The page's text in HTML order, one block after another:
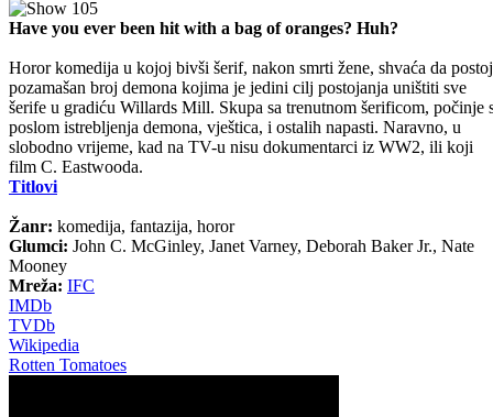
Have you ever been hit with a bag of oranges? Huh?
Horor komedija u kojoj bivši šerif, nakon smrti žene, shvaća da
pozamašan broj demona kojima je jedini cilj postojanja uništiti sve
šerife u gradiću Willards Mill. Skupa sa trenutnom šerificom, počinje
poslom istrebljenja demona, vještica, i ostalih napasti. Naravno, u
slobodno vrijeme, kad na TV-u nisu dokumentarci iz WW2, ili koji
film C. Eastwooda.
Titlovi
Žanr: komedija, fantazija, horor
Glumci: John C. McGinley, Janet Varney, Deborah Baker Jr., Nate
Mooney
Mreža: IFC
IMDb
TVDb
Wikipedia
Rotten Tomatoes